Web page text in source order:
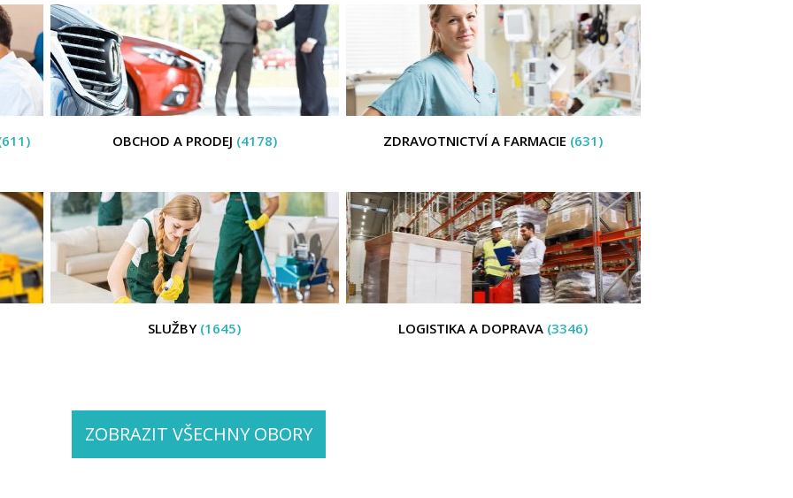
OBCHOD A PRODEJ (4178) ZDRAVOTNICTVÍ A FARMACIE (631)
SLUŽBY (1645) LOGISTIKA A DOPRAVA (3346)
ZOBRAZIT VŠECHNY OBORY